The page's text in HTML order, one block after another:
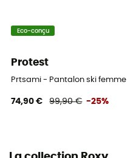
Guêtres pare-neige
Oui
Eco-conçu
Protest
Prtsami - Pantalon ski femme
74,90 € 99,90 € -25%